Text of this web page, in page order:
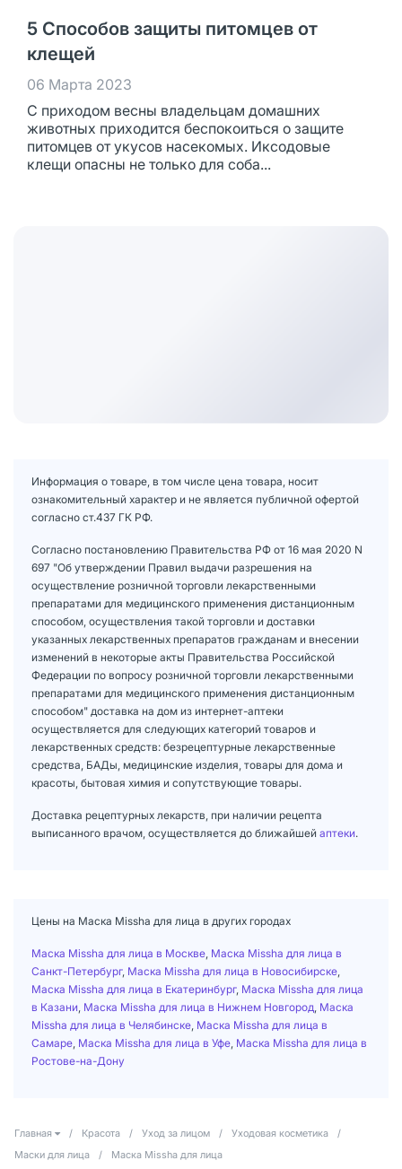
5 Способов защиты питомцев от
клещей
06 Марта 2023
С приходом весны владельцам домашних
животных приходится беспокоиться о защите
питомцев от укусов насекомых. Иксодовые
клещи опасны не только для соба...
Информация о товаре, в том числе цена товара, носит
ознакомительный характер и не является публичной офертой
согласно ст.437 ГК РФ.
Согласно постановлению Правительства РФ от 16 мая 2020 N
697 "Об утверждении Правил выдачи разрешения на
осуществление розничной торговли лекарственными
препаратами для медицинского применения дистанционным
способом, осуществления такой торговли и доставки
указанных лекарственных препаратов гражданам и внесении
изменений в некоторые акты Правительства Российской
Федерации по вопросу розничной торговли лекарственными
препаратами для медицинского применения дистанционным
способом" доставка на дом из интернет-аптеки
осуществляется для следующих категорий товаров и
лекарственных средств: безрецептурные лекарственные
средства, БАДы, медицинские изделия, товары для дома и
красоты, бытовая химия и сопутствующие товары.
Доставка рецептурных лекарств, при наличии рецепта
выписанного врачом, осуществляется до ближайшей аптеки.
Цены на Маска Missha для лица в других городах
Маска Missha для лица в Москве Маска Missha для лица в
Санкт-Петербург, Маска Missha для лица в Новосибирске
Маска Missha для лица в Екатеринбург, Маска Missha для лица
в Казани Маска Missha для лица в Нижнем Новгород Маска
Missha для лица в Челябинске Маска Missha для лица в
Самаре Маска Missha для лица в Уфе Маска Missha для лица в
Ростове-на-Дону
Главная / Красота / Уход за лицом / Уходовая косметика
/
Маски для лица
/ Маска Missha для лица